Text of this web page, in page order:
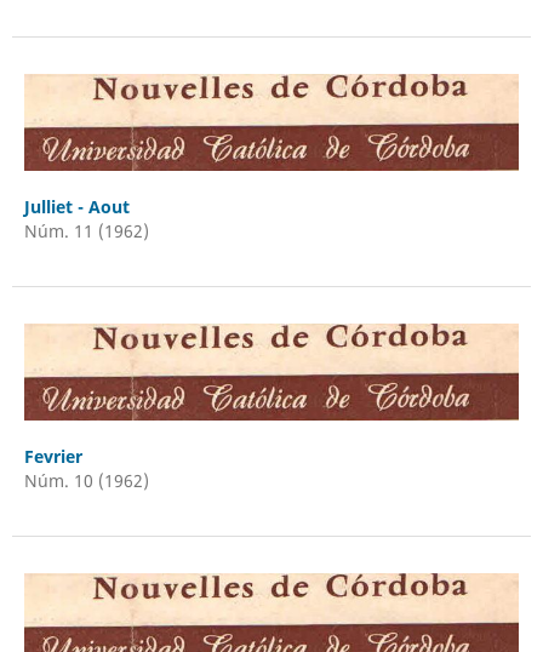
Julliet - Aout
Núm. 11 (1962)
Fevrier
Núm. 10 (1962)